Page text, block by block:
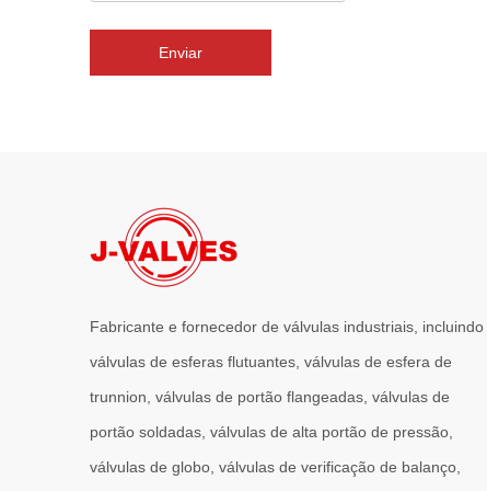
Enviar
Fabricante e fornecedor de válvulas industriais, incluindo
válvulas de esferas flutuantes, válvulas de esfera de
trunnion, válvulas de portão flangeadas, válvulas de
portão soldadas, válvulas de alta portão de pressão,
válvulas de globo, válvulas de verificação de balanço,